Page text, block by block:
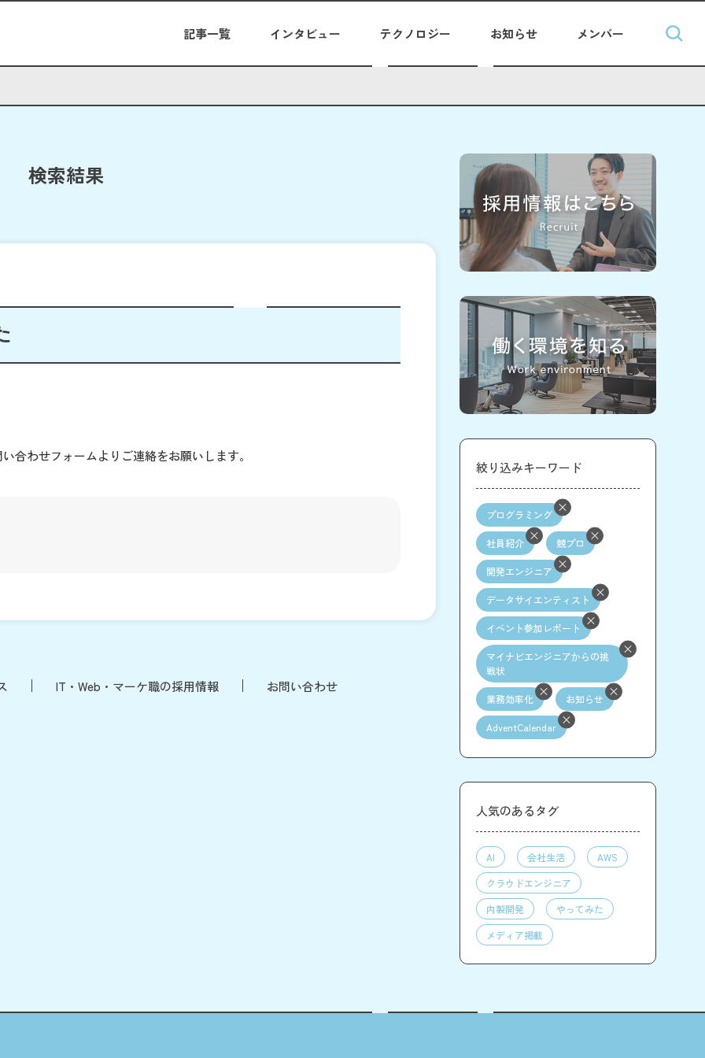
記事一覧 インタビュー テクノロジー お知らせ メンバー
検索結果
合わせフォームよりご連絡をお願いします。
IT・Web・マーケ職の採用情報 お問い合わせ
絞り込みキーワード
プログラミング
社員紹介 競プロ
開発エンジニア
データサイエンティスト
イベント参加レポート
マイナビエンジニアからの挑
戦状
業務効率化 お知らせ
AdventCalendar
人気のあるタグ
AI 会社生活
AWS
クラウドエンジニア
内製開発
やってみた
メディア掲載